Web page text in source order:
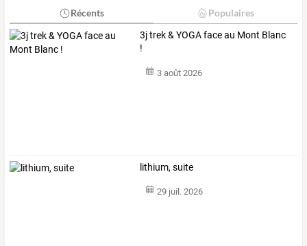
Récents Populaires
3j trek & YOGA face au Mont Blanc
!
3 août 2026
lithium, suite
29 juil. 2026